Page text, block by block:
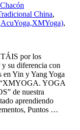
China,
,
por los
su diferencia con
en Yin y Yang Yoga
YOGA
de nuestra
aprendiendo
Puntos …